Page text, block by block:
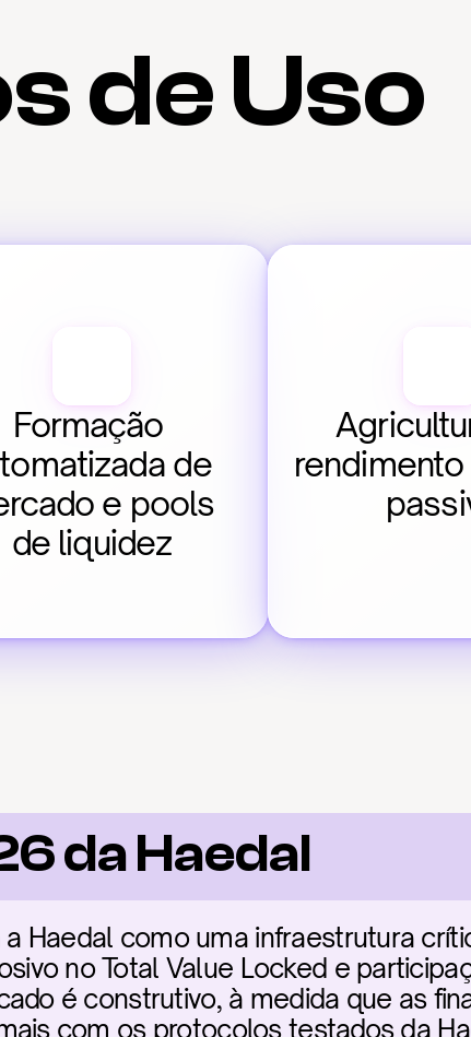
de Uso
Formação
de
e pools
de liquidez
da Haedal
Haedal como uma infraestrutura
no Total Value Locked e
é construtivo, à medida que as
com os protocolos testados da